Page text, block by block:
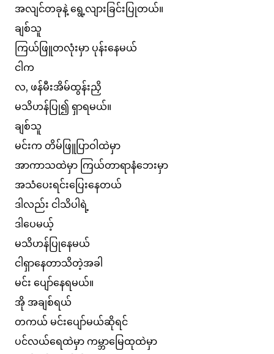
အလျင်တခုနဲ့ ရွေ့လျားခြင်းပြုတယ်။
ချစ်သူ
ကြယ်ဖြူတလုံးမှာ ပုန်းနေမယ်
ငါက
လ, ဖန်မီးအိမ်ထွန်းညှိ
မသိဟန်ပြု၍ ရှာရမယ်။
ချစ်သူ
မင်းက တိမ်ဖြူပြာဝါထဲမှာ
အာကာသထဲမှာ ကြယ်တာရာနံဘေးမှာ
အသံပေးရင်းပြေးနေတယ်
ဒါလည်း ငါသိပါရဲ့
ဒါပေမယ့်
မသိဟန်ပြုနေမယ်
ငါရှာနေတာသိတဲ့အခါ
မင်း ပျော်နေရမယ်။
အို အချစ်ရယ်
တကယ် မင်းပျော်မယ်ဆိုရင်
ပင်လယ်ရေထဲမှာ ကမ္ဘာမြေထုထဲမှာ